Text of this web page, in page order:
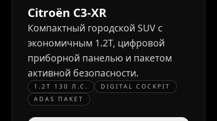
Citroën C3-XR
Компактный городской SUV с
экономичным 1.2T, цифровой
приборной панелью и пакетом
активной безопасности.
1.2T 130 Л.С.
DIGITAL COCKPIT
ADAS ПАКЕТ